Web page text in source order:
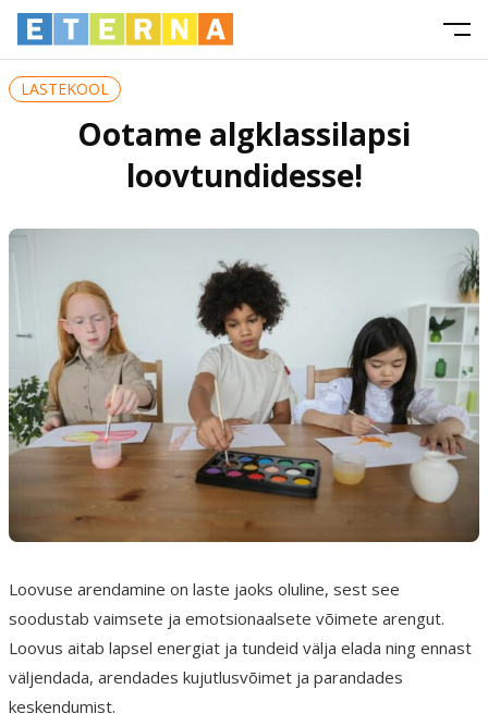
LASTEKOOL
Ootame algklassilapsi
loovtundidesse!
Loovuse arendamine on laste jaoks oluline, sest see
soodustab vaimsete ja emotsionaalsete võimete arengut.
Loovus aitab lapsel energiat ja tundeid välja elada ning ennast
väljendada, arendades kujutlusvõimet ja parandades
keskendumist.